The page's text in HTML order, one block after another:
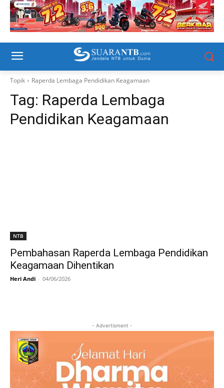
Topik Raperda Lembaga Pendidikan Keagamaan
Tag: Raperda Lembaga
Pendidikan Keagamaan
NTB
Pembahasan Raperda Lembaga Pendidikan
Keagamaan Dihentikan
Heri Andi - 04/06/2026
- Advertisment -